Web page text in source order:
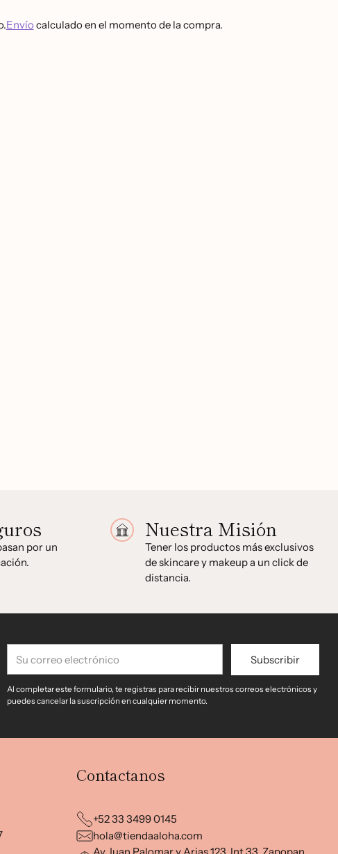
Envío calculado en el momento de la compra.
por un
Nuestra Misión
Tener los productos más exclusivos
de skincare y makeup a un click de
distancia.
correo
Subscribir
Al completar este formulario, te registras para recibir nuestros correos electrónicos y
puedes cancelar la suscripción en cualquier momento.
Contactanos
+52 33 3499 0145
hola@tiendaaloha.com